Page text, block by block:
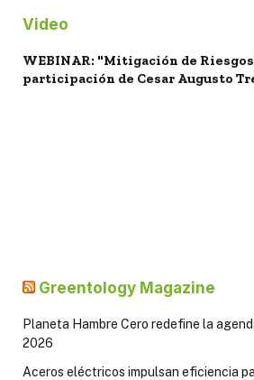
Video
WEBINAR: "Mitigación de
participación de Cesar Augusto
Greentology Magazine
Planeta Hambre Cero redefine la
2026
Aceros eléctricos impulsan eficiencia